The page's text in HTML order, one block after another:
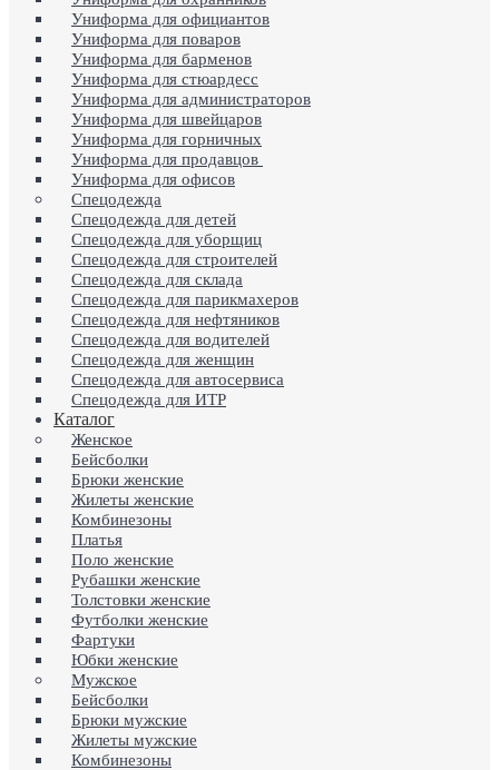
Униформа для официантов
Униформа для поваров
Униформа для барменов
Униформа для стюардесс
Униформа для администраторов
Униформа для швейцаров
Униформа для горничных
Униформа для продавцов
Униформа для офисов
Спецодежда
Спецодежда для детей
Спецодежда для уборщиц
Спецодежда для строителей
Спецодежда для склада
Спецодежда для парикмахеров
Спецодежда для нефтяников
Спецодежда для водителей
Спецодежда для женщин
Спецодежда для автосервиса
Спецодежда для ИТР
Каталог
Женское
Бейсболки
Брюки женские
Жилеты женские
Комбинезоны
Платья
Поло женские
Рубашки женские
Толстовки женские
Футболки женские
Фартуки
Юбки женские
Мужское
Бейсболки
Брюки мужские
Жилеты мужские
Комбинезоны